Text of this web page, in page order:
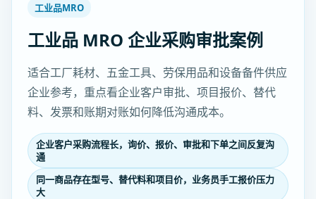
工业品MRO
工业品 MRO 企业采购审批案例
适合工厂耗材、五金工具、劳保用品和设备备件供应
企业参考，重点看企业客户审批、项目报价、替代
料、发票和账期对账如何降低沟通成本。
企业客户采购流程长，询价、报价、审批和下单之间反复沟
通
同一商品存在型号、替代料和项目价，业务员手工报价压力
大